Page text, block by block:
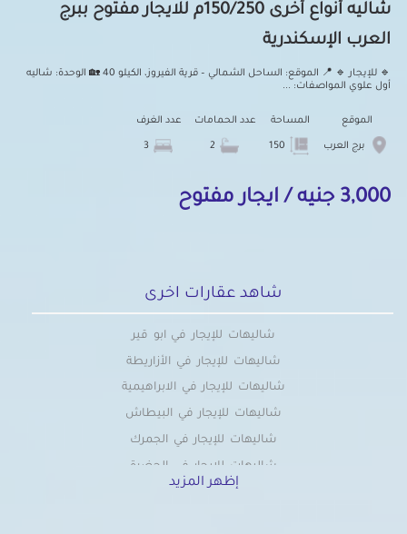
شاليه أنواع أخرى 150/250م للايجار مفتوح ببرج
العرب الإسكندرية
🔹 للإيجار 🔹 📍 الموقع: الساحل الشمالي – قرية الفيروز، الكيلو 40 🏡 الوحدة: شاليه
أول علوي المواصفات: ...
الموقع
برج العرب
المساحة عدد الحمامات عدد الغرف
3,000 جنيه / ايجار مفتوح
شاهد عقارات اخرى
شاليهات للإيجار في ابو قير
شاليهات للإيجار في الأزاريطة
شاليهات للإيجار في الابراهيمية
شاليهات للإيجار في البيطاش
شاليهات للإيجار في الجمرك
شاليهات للإيجار في الحضرة
شاليهات للإيجار في الدخيلة
إظهر المزيد